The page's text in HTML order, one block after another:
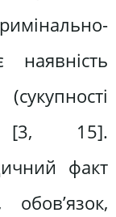
[3, 15].
факт